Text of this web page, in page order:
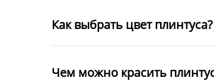
Как выбрать цвет плинтуса?
Чем можно красить